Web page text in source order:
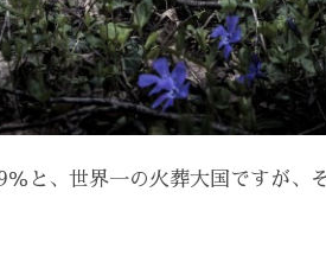
と、世界一の火葬大国ですが、